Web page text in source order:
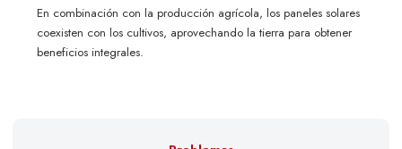
En combinación con la producción agrícola, los paneles solares
coexisten con los cultivos, aprovechando la tierra para obtener
beneficios integrales.